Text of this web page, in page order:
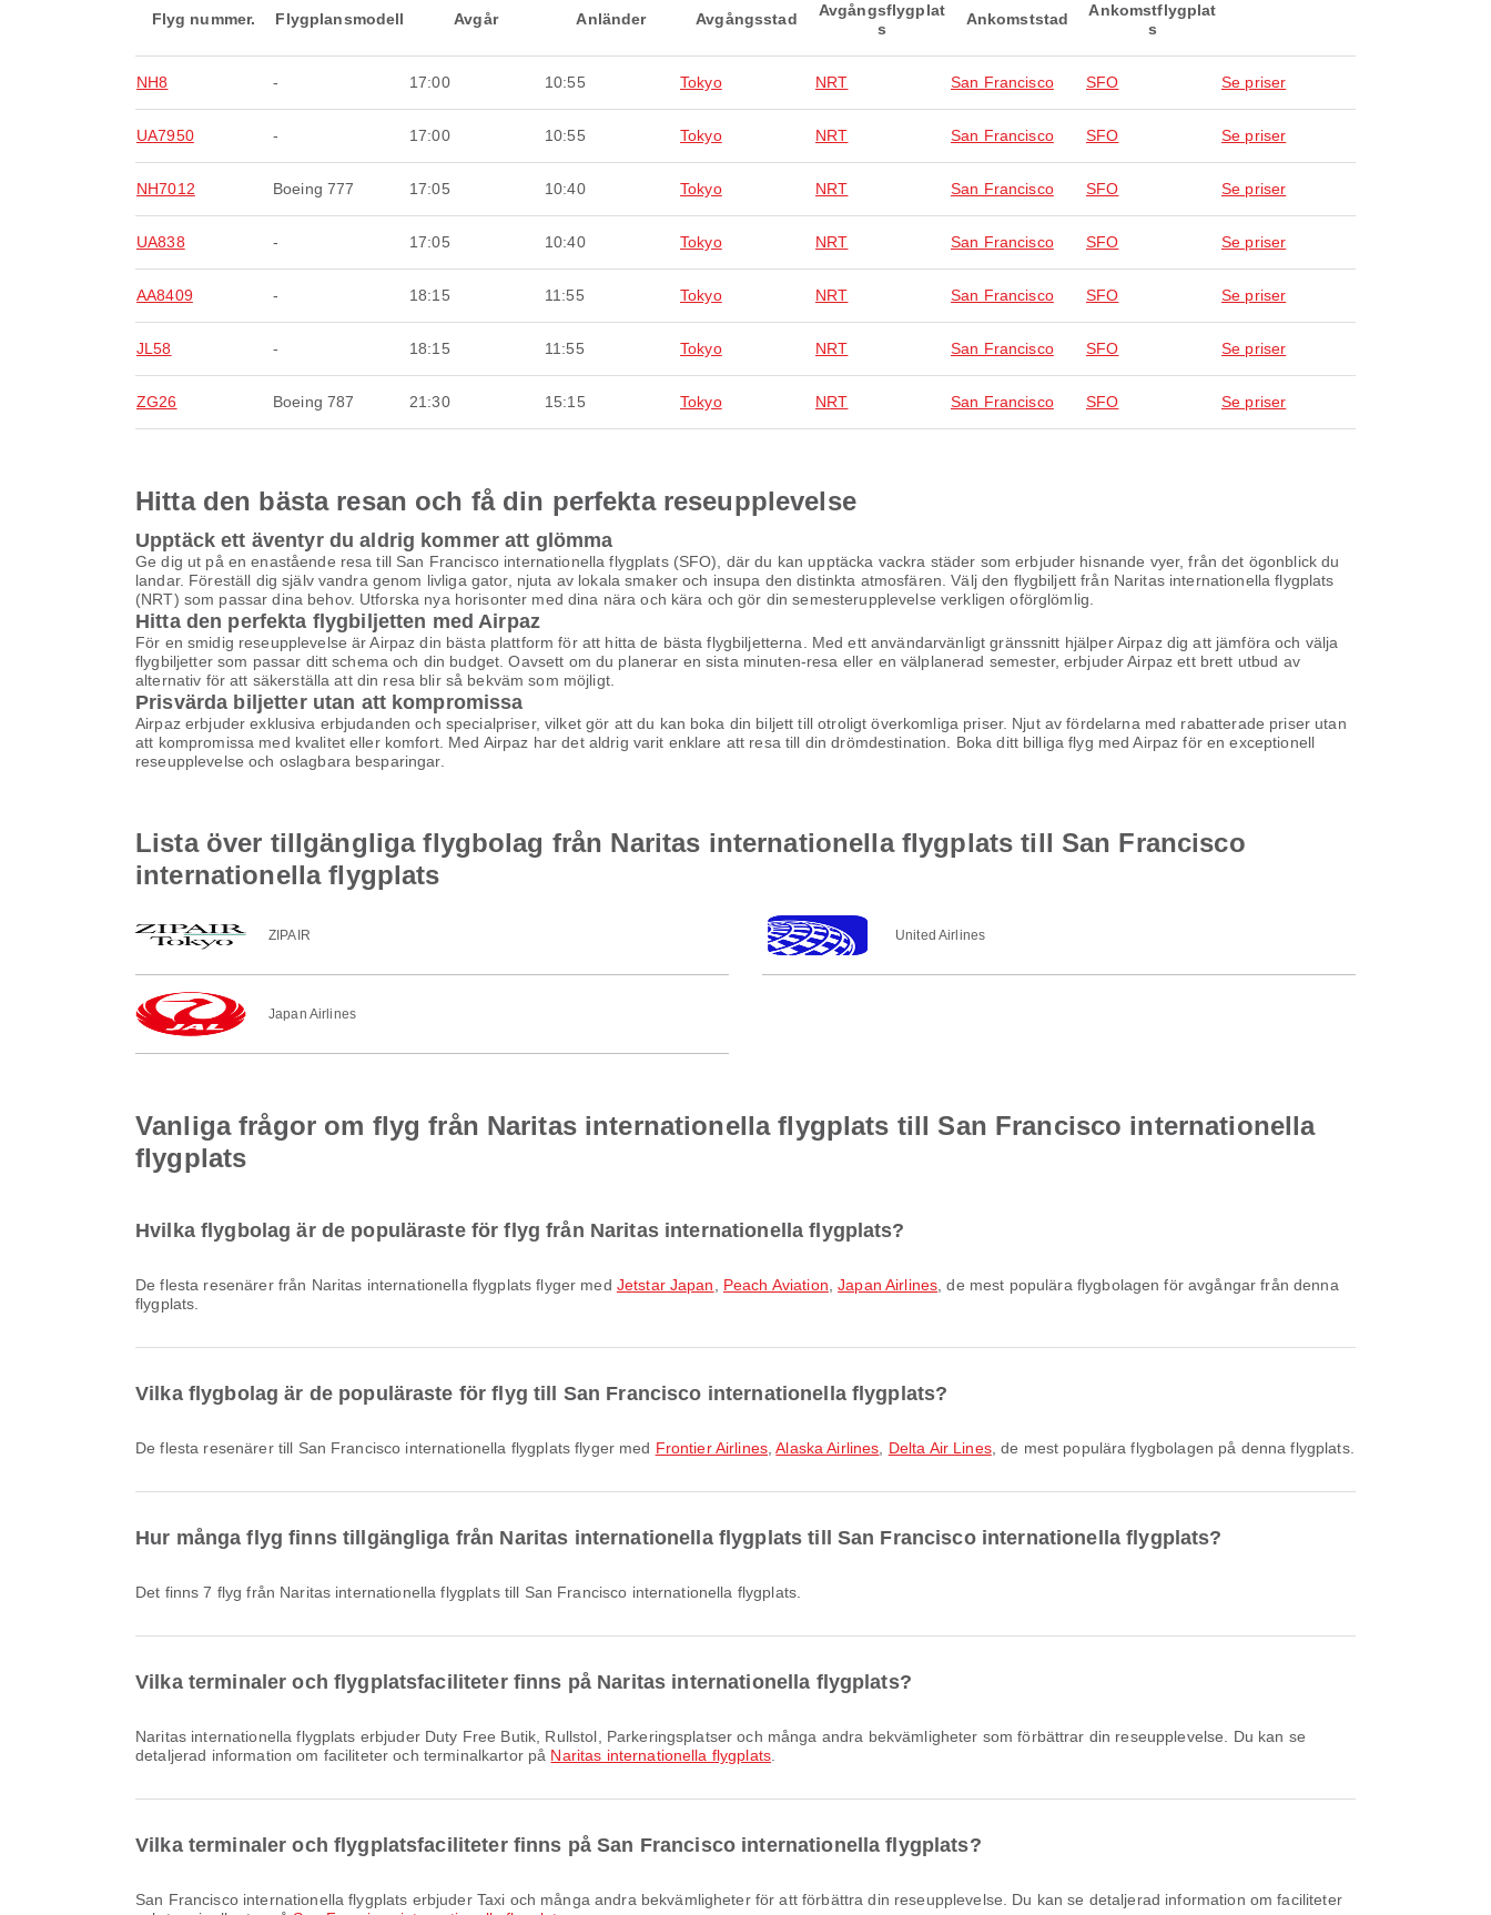
Flyg nummer. Flygplansmodell Avgår Anländer Avgångsstad
Avgångsflygplat
s
Ankomststad
Ankomstflygplat
s
NH8 - 17:00 10:55 Tokyo NRT San Francisco SFO Se priser
UA7950 - 17:00 10:55 Tokyo NRT San Francisco SFO Se priser
NH7012 Boeing 777 17:05 10:40 Tokyo NRT San Francisco SFO Se priser
UA838 - 17:05 10:40 Tokyo NRT San Francisco SFO Se priser
AA8409 - 18:15 11:55 Tokyo NRT San Francisco SFO Se priser
JL58 - 18:15 11:55 Tokyo NRT San Francisco SFO Se priser
ZG26 Boeing 787 21:30 15:15 Tokyo NRT San Francisco SFO Se priser
Hitta den bästa resan och få din perfekta reseupplevelse
Upptäck ett äventyr du aldrig kommer att glömma
Ge dig ut på en enastående resa till San Francisco internationella flygplats (SFO), där du kan upptäcka vackra städer som erbjuder hisnande vyer, från det ögonblick du
landar. Föreställ dig själv vandra genom livliga gator, njuta av lokala smaker och insupa den distinkta atmosfären. Välj den flygbiljett från Naritas internationella flygplats
(NRT) som passar dina behov. Utforska nya horisonter med dina nära och kära och gör din semesterupplevelse verkligen oförglömlig.
Hitta den perfekta flygbiljetten med Airpaz
För en smidig reseupplevelse är Airpaz din bästa plattform för att hitta de bästa flygbiljetterna. Med ett användarvänligt gränssnitt hjälper Airpaz dig att jämföra och välja
flygbiljetter som passar ditt schema och din budget. Oavsett om du planerar en sista minuten-resa eller en välplanerad semester, erbjuder Airpaz ett brett utbud av
alternativ för att säkerställa att din resa blir så bekväm som möjligt.
Prisvärda biljetter utan att kompromissa
Airpaz erbjuder exklusiva erbjudanden och specialpriser, vilket gör att du kan boka din biljett till otroligt överkomliga priser. Njut av fördelarna med rabatterade priser utan
att kompromissa med kvalitet eller komfort. Med Airpaz har det aldrig varit enklare att resa till din drömdestination. Boka ditt billiga flyg med Airpaz för en exceptionell
reseupplevelse och oslagbara besparingar.
Lista över tillgängliga flygbolag från Naritas internationella flygplats till San Francisco
internationella flygplats
ZIPAIR United Airlines
Japan Airlines
Vanliga frågor om flyg från Naritas internationella flygplats till San Francisco internationella
flygplats
Hvilka flygbolag är de populäraste för flyg från Naritas internationella flygplats?
De flesta resenärer från Naritas internationella flygplats flyger med Jetstar Japan Peach Aviation ,Japan Airlines , de mest populära flygbolagen för avgångar från denna
flygplats.
Vilka flygbolag är de populäraste för flyg till San Francisco internationella flygplats?
De flesta resenärer till San Francisco internationella flygplats flyger med Frontier Airlines ,Alaska Airlines Delta Air Lines, de mest populära flygbolagen på denna flygplats.
Hur många flyg finns tillgängliga från Naritas internationella flygplats till San Francisco internationella flygplats?
Det finns 7 flyg från Naritas internationella flygplats till San Francisco internationella flygplats.
Vilka terminaler och flygplatsfaciliteter finns på Naritas internationella flygplats?
Naritas internationella flygplats erbjuder Duty Free Butik, Rullstol, Parkeringsplatser och många andra bekvämligheter som förbättrar din reseupplevelse. Du kan se
detaljerad information om faciliteter och terminalkartor på Naritas internationella flygplats
Vilka terminaler och flygplatsfaciliteter finns på San Francisco internationella flygplats?
San Francisco internationella flygplats erbjuder Taxi och många andra bekvämligheter för att förbättra din reseupplevelse. Du kan se detaljerad information om faciliteter